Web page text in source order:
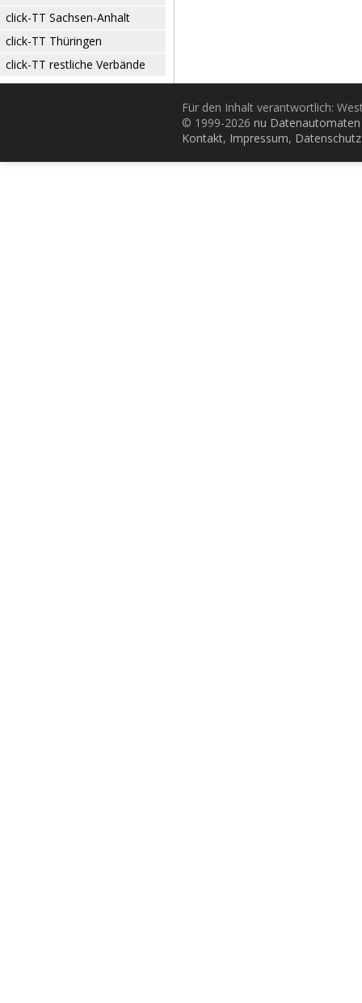
click-TT Sachsen-Anhalt
click-TT Thüringen
click-TT restliche Verbände
Für den Inhalt verantwortlich:
© 1999-2026 nu
Kontakt, Impressum, Datenschutz